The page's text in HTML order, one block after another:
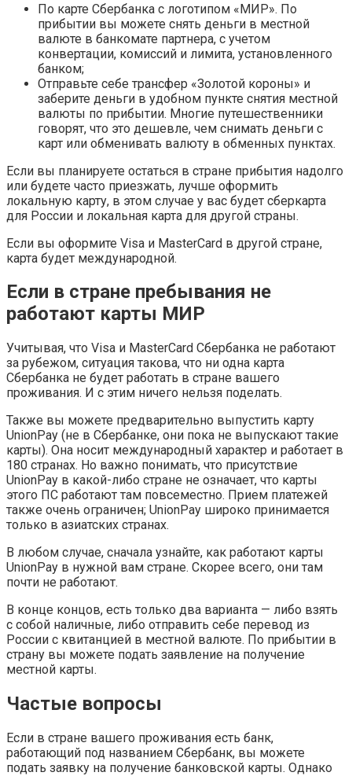
По карте Сбербанка с логотипом «МИР». По
прибытии вы можете снять деньги в местной
валюте в банкомате партнера, с учетом
конвертации, комиссий и лимита, установленного
банком;
Отправьте себе трансфер «Золотой короны» и
заберите деньги в удобном пункте снятия местной
валюты по прибытии. Многие путешественники
говорят, что это дешевле, чем снимать деньги с
карт или обменивать валюту в обменных пунктах.
Если вы планируете остаться в стране прибытия надолго
или будете часто приезжать, лучше оформить
локальную карту, в этом случае у вас будет сберкарта
для России и локальная карта для другой страны.
Если вы оформите Visa и MasterCard в другой стране,
карта будет международной.
Если в стране пребывания не
работают карты МИР
Учитывая, что Visa и MasterCard Сбербанка не работают
за рубежом, ситуация такова, что ни одна карта
Сбербанка не будет работать в стране вашего
проживания. И с этим ничего нельзя поделать.
Также вы можете предварительно выпустить карту
UnionPay (не в Сбербанке, они пока не выпускают такие
карты). Она носит международный характер и работает в
180 странах. Но важно понимать, что присутствие
UnionPay в какой-либо стране не означает, что карты
этого ПС работают там повсеместно. Прием платежей
также очень ограничен; UnionPay широко принимается
только в азиатских странах.
В любом случае, сначала узнайте, как работают карты
UnionPay в нужной вам стране. Скорее всего, они там
почти не работают.
В конце концов, есть только два варианта — либо взять
с собой наличные, либо отправить себе перевод из
России с квитанцией в местной валюте. По прибытии в
страну вы можете подать заявление на получение
местной карты.
Частые вопросы
Если в стране вашего проживания есть банк,
работающий под названием Сбербанк, вы можете
подать заявку на получение банковской карты. Однако